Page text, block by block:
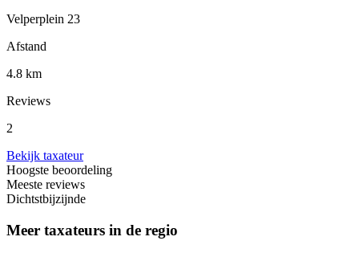
Velperplein 23
Afstand
4.8 km
Reviews
2
Bekijk taxateur
Hoogste beoordeling
Meeste reviews
Dichtstbijzijnde
Meer taxateurs in de regio